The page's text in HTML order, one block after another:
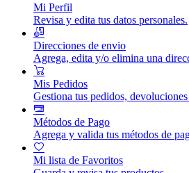
Mi Perfil
Revisa y edita tus datos personales.
Direcciones de envio
Agrega, edita y/o elimina una
Mis Pedidos
Gestiona tus pedidos,
Métodos de Pago
Agrega y valida tus métodos de
Mi lista de Favoritos